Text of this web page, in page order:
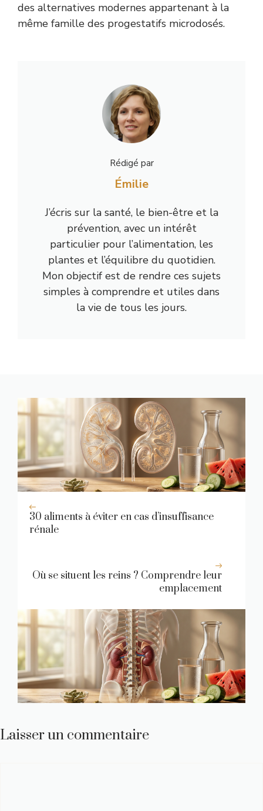
des alternatives modernes appartenant à la
même famille des progestatifs microdosés.
Rédigé par
Émilie
J’écris sur la santé, le bien-être et la
prévention, avec un intérêt
particulier pour l’alimentation, les
plantes et l’équilibre du quotidien.
Mon objectif est de rendre ces sujets
simples à comprendre et utiles dans
la vie de tous les jours.
30 aliments à éviter en cas d’insuffisance
rénale
Où se situent les reins ? Comprendre leur
emplacement
Laisser un commentaire